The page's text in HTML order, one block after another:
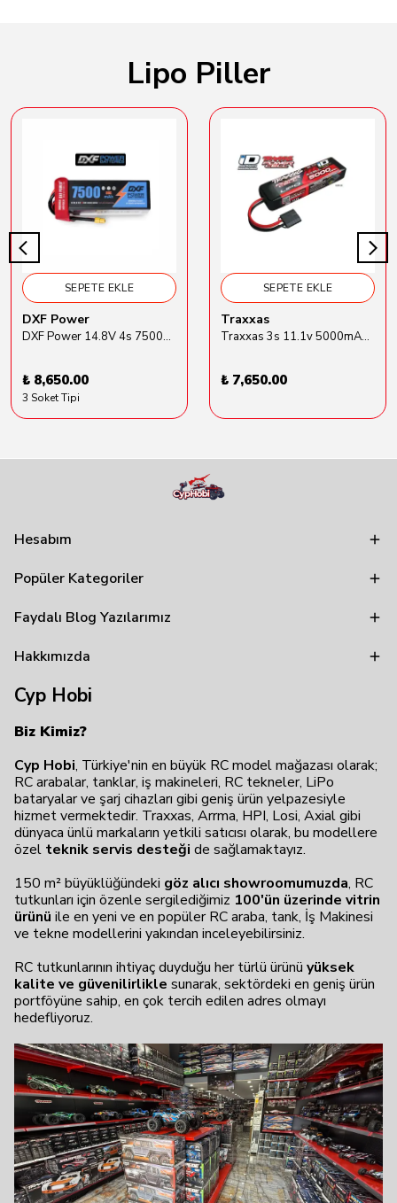
Lipo Piller
SEPETE EKLE
DXF Power
DXF Power 14.8V 4s 7500mAh 80C Hardcase Lipo Batarya
₺ 8,650.00
3 Soket Tipi
SEPETE EKLE
Traxxas
Traxxas 3s 11.1v 5000mAh Lipo Batarya (TRX 2872X)
₺ 7,650.00
Hesabım
Popüler Kategoriler
Faydalı Blog Yazılarımız
Hakkımızda
Cyp Hobi
Biz Kimiz?
Cyp Hobi, Türkiye'nin en büyük RC model mağazası olarak;
RC arabalar, tanklar, iş makineleri, RC tekneler, LiPo
bataryalar ve şarj cihazları gibi geniş ürün yelpazesiyle
hizmet vermektedir. Traxxas, Arrma, HPI, Losi, Axial gibi
dünyaca ünlü markaların yetkili satıcısı olarak, bu modellere
özel teknik servis desteği de sağlamaktayız.
150 m² büyüklüğündeki göz alıcı showroomumuzda, RC
tutkunları için özenle sergilediğimiz 100'ün üzerinde vitrin
ürünü ile en yeni ve en popüler RC araba, tank, İş Makinesi
ve tekne modellerini yakından inceleyebilirsiniz.
RC tutkunlarının ihtiyaç duyduğu her türlü ürünü yüksek
kalite ve güvenilirlikle sunarak, sektördeki en geniş ürün
portföyüne sahip, en çok tercih edilen adres olmayı
hedefliyoruz.